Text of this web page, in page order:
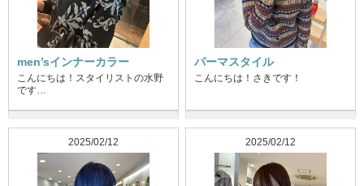
men’sインナーカラー
こんにちは！スタイリストの水野
です…
パーマスタイル
こんにちは！さきです！
2025/02/12 2025/02/12